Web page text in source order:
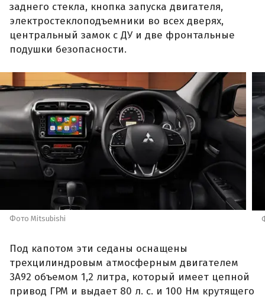
заднего стекла, кнопка запуска двигателя,
электростеклоподъемники во всех дверях,
центральный замок с ДУ и две фронтальные
подушки безопасности.
Фото Mitsubishi
Под капотом эти седаны оснащены
трехцилиндровым атмосферным двигателем
3A92 объемом 1,2 литра, который имеет цепной
привод ГРМ и выдает 80 л. с. и 100 Нм крутящего